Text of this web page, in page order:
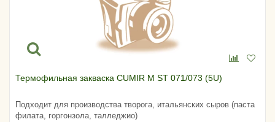
Термофильная закваска CUMIR M ST 071/073 (5U)
Подходит для производства творога, итальянских сыров (паста
филата, горгонзола, талледжио)